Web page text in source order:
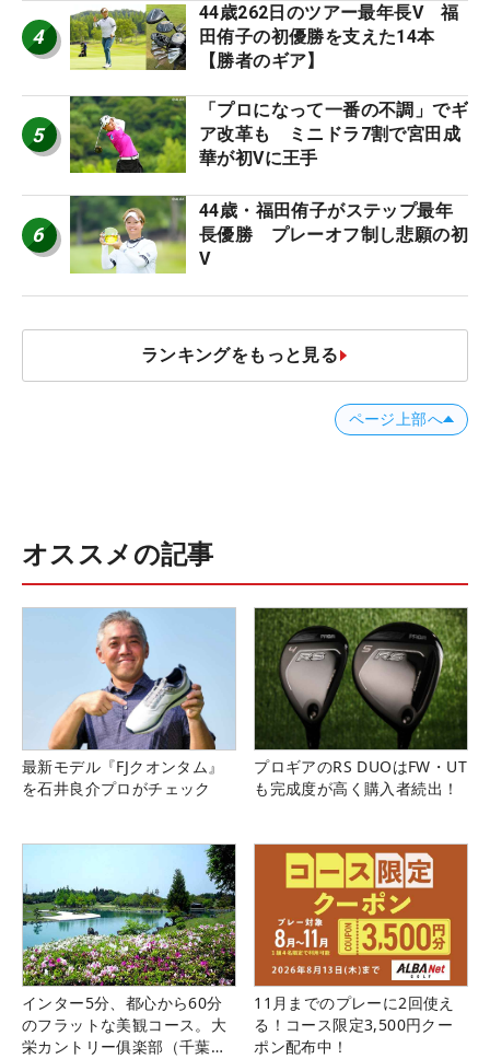
4
44歳262日のツアー最年長V 福
田侑子の初優勝を支えた14本
【勝者のギア】
5
「プロになって一番の不調」でギ
ア改革も ミニドラ7割で宮田成
華が初Vに王手
6
44歳・福田侑子がステップ最年
長優勝 プレーオフ制し悲願の初
V
ランキングをもっと見る
ページ上部へ
オススメの記事
最新モデル『FJクオンタム』
を石井良介プロがチェック
プロギアのRS DUOはFW・UT
も完成度が高く購入者続出！
インター5分、都心から60分
のフラットな美観コース。大
栄カントリー俱楽部（千葉
11月までのプレーに2回使え
る！コース限定3,500円クー
ポン配布中！